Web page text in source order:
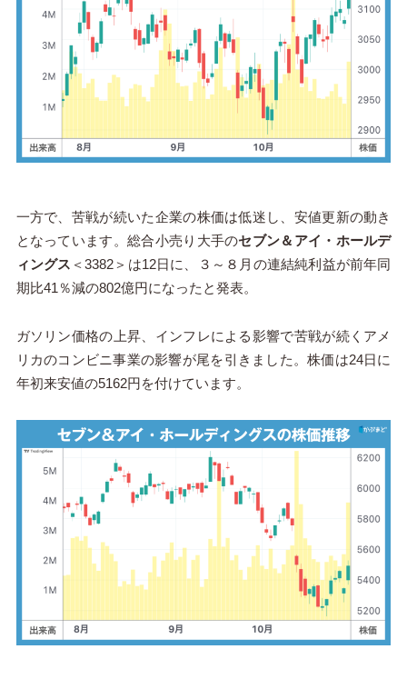
一方で、苦戦が続いた企業の株価は低迷し、安値更新の動き
となっています。総合小売り大手のセブン＆アイ・ホールデ
ィングス ＜3382＞は12日に、３～８月の連結純利益が前年同
期比41％減の802億円になったと発表。
ガソリン価格の上昇、インフレによる影響で苦戦が続くアメ
リカのコンビニ事業の影響が尾を引きました。株価は24日に
年初来安値の5162円を付けています。